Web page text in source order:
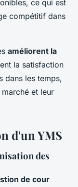
ce qui est
compétitif dans
améliorent la
la satisfaction
dans les temps,
et leur
d'un YMS
des
de cour